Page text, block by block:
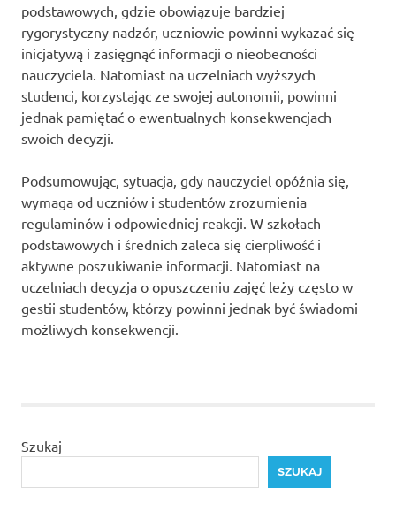
podstawowych, gdzie obowiązuje bardziej
rygorystyczny nadzór, uczniowie powinni wykazać się
inicjatywą i zasięgnąć informacji o nieobecności
nauczyciela. Natomiast na uczelniach wyższych
studenci, korzystając ze swojej autonomii, powinni
jednak pamiętać o ewentualnych konsekwencjach
swoich decyzji.
Podsumowując, sytuacja, gdy nauczyciel opóźnia się,
wymaga od uczniów i studentów zrozumienia
regulaminów i odpowiedniej reakcji. W szkołach
podstawowych i średnich zaleca się cierpliwość i
aktywne poszukiwanie informacji. Natomiast na
uczelniach decyzja o opuszczeniu zajęć leży często w
gestii studentów, którzy powinni jednak być świadomi
możliwych konsekwencji.
Szukaj
SZUKAJ